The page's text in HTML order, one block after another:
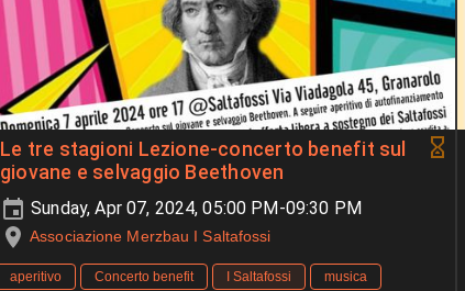
Le tre stagioni Lezione-concerto benefit sul
giovane e selvaggio Beethoven
Sunday, Apr 07, 2024, 05:00 PM-09:30 PM
Associazione Merzbau I Saltafossi
aperitivo Concerto benefit I Saltafossi musica